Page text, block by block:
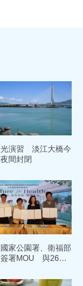
光演習 淡江大橋今
間封閉
家公園署、衛福部
署MOU 與26家